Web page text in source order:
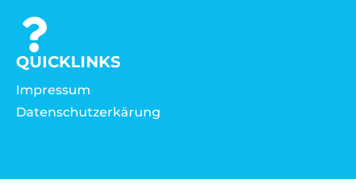
QUICKLINKS
Impressum
Datenschutzerkärung